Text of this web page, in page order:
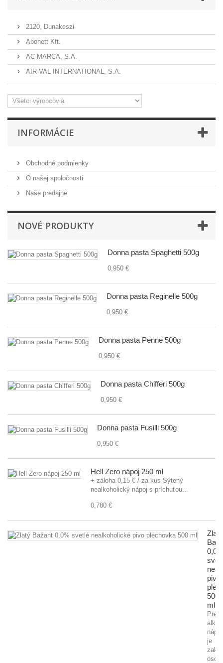
2120, Dunakeszi
Abonett Kft.
AC MARCA, S.A.
AIR-VAL INTERNATIONAL, S.A.
INFORMÁCIE
Obchodné podmienky
O našej spoločnosti
Naše predajne
NOVÉ PRODUKTY
Donna pasta Spaghetti 500g
0,950 €
Donna pasta Reginelle 500g
0,950 €
Donna pasta Penne 500g
0,950 €
Donna pasta Chifferi 500g
0,950 €
Donna pasta Fusilli 500g
0,950 €
Hell Zero nápoj 250 ml
+ záloha 0,15 € / za kus Sýtený
nealkoholický nápoj s príchuťou...
0,780 €
Zlatý
0,0%
pivo
500
ml
je